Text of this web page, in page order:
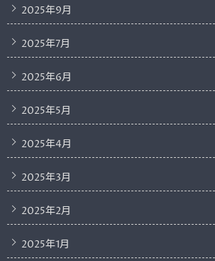
2025年9月
2025年7月
2025年6月
2025年5月
2025年4月
2025年3月
2025年2月
2025年1月